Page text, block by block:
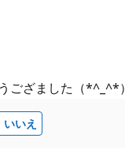
ござました（*^_^*）
いいえ